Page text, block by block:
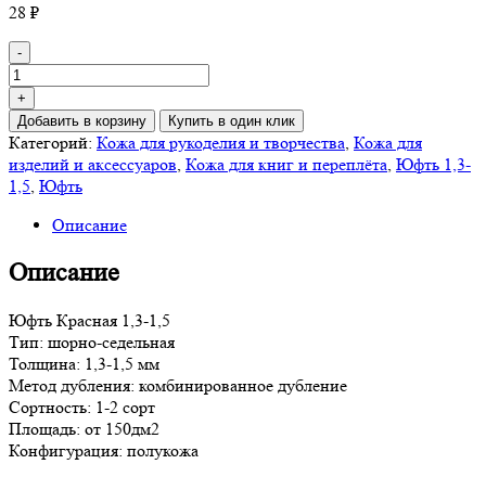
28 ₽
Количество
товара
Юфть
Красная
1,3-
1,5
-
+
Добавить в корзину
Купить в один клик
Категорий: Кожа для рукоделия и творчества, Кожа для
изделий и аксессуаров, Кожа для книг и переплёта, Юфть 1,3-
1,5, Юфть
Описание
Описание
Юфть Красная 1,3-1,5
Тип: шорно-седельная
Толщина: 1,3-1,5 мм
Метод дубления: комбинированное дубление
Сортность: 1-2 сорт
Площадь: от 150дм2
Конфигурация: полукожа